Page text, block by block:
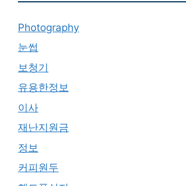
Photography
눈썹
보청기
유용한정보
이사
재난지원금
정보
커피원두